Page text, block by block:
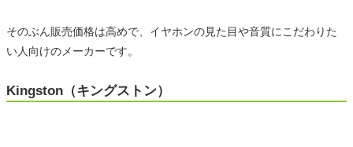
そのぶん販売価格は高めで、イヤホンの見た目や音質にこだわりた
い人向けのメーカーです。
Kingston（キングストン）